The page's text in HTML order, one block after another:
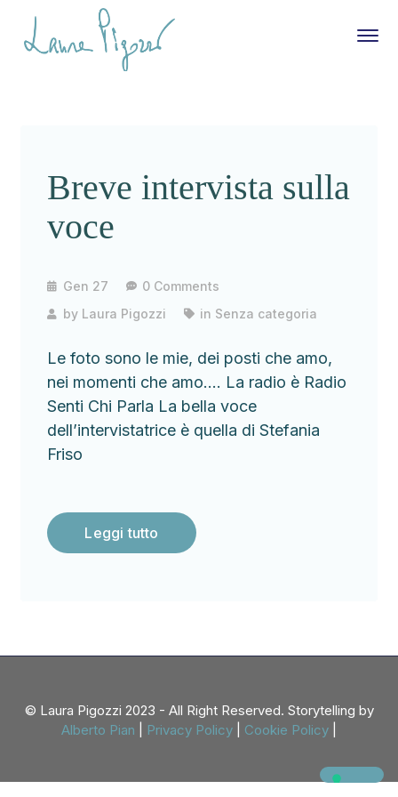
Breve intervista sulla
voce
Gen 27
0 Comments
by Laura Pigozzi in Senza categoria
Le foto sono le mie, dei posti che amo,
nei momenti che amo…. La radio è Radio
Senti Chi Parla La bella voce
dell’intervistatrice è quella di Stefania
Friso
Leggi tutto
© Laura Pigozzi 2023 - All Right Reserved. Storytelling by
Alberto Pian
Privacy Policy Cookie Policy